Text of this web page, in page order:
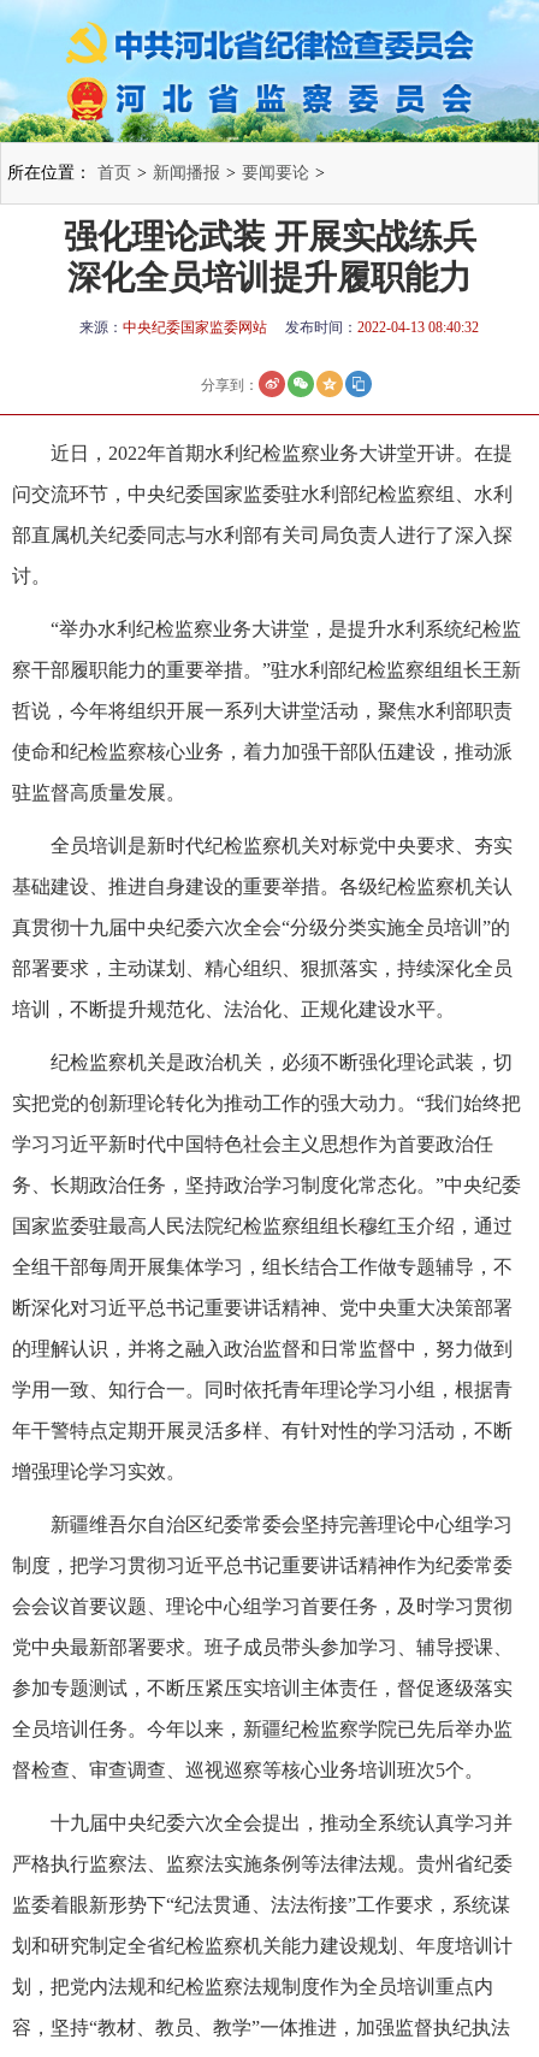
所在位置： 首页 > 新闻播报 > 要闻要论 >
强化理论武装 开展实战练兵
深化全员培训提升履职能力
来源： 中央纪委国家监委网站 发布时间： 2022-04-13 08:40:32
分享到：
近日，2022年首期水利纪检监察业务大讲堂开讲。在提
问交流环节，中央纪委国家监委驻水利部纪检监察组、水利
部直属机关纪委同志与水利部有关司局负责人进行了深入探
讨。
“举办水利纪检监察业务大讲堂，是提升水利系统纪检监
察干部履职能力的重要举措。”驻水利部纪检监察组组长王新
哲说，今年将组织开展一系列大讲堂活动，聚焦水利部职责
使命和纪检监察核心业务，着力加强干部队伍建设，推动派
驻监督高质量发展。
全员培训是新时代纪检监察机关对标党中央要求、夯实
基础建设、推进自身建设的重要举措。各级纪检监察机关认
真贯彻十九届中央纪委六次全会“分级分类实施全员培训”的
部署要求，主动谋划、精心组织、狠抓落实，持续深化全员
培训，不断提升规范化、法治化、正规化建设水平。
纪检监察机关是政治机关，必须不断强化理论武装，切
实把党的创新理论转化为推动工作的强大动力。“我们始终把
学习习近平新时代中国特色社会主义思想作为首要政治任
务、长期政治任务，坚持政治学习制度化常态化。”中央纪委
国家监委驻最高人民法院纪检监察组组长穆红玉介绍，通过
全组干部每周开展集体学习，组长结合工作做专题辅导，不
断深化对习近平总书记重要讲话精神、党中央重大决策部署
的理解认识，并将之融入政治监督和日常监督中，努力做到
学用一致、知行合一。同时依托青年理论学习小组，根据青
年干警特点定期开展灵活多样、有针对性的学习活动，不断
增强理论学习实效。
新疆维吾尔自治区纪委常委会坚持完善理论中心组学习
制度，把学习贯彻习近平总书记重要讲话精神作为纪委常委
会会议首要议题、理论中心组学习首要任务，及时学习贯彻
党中央最新部署要求。班子成员带头参加学习、辅导授课、
参加专题测试，不断压紧压实培训主体责任，督促逐级落实
全员培训任务。今年以来，新疆纪检监察学院已先后举办监
督检查、审查调查、巡视巡察等核心业务培训班次5个。
十九届中央纪委六次全会提出，推动全系统认真学习并
严格执行监察法、监察法实施条例等法律法规。贵州省纪委
监委着眼新形势下“纪法贯通、法法衔接”工作要求，系统谋
划和研究制定全省纪检监察机关能力建设规划、年度培训计
划，把党内法规和纪检监察法规制度作为全员培训重点内
容，坚持“教材、教员、教学”一体推进，加强监督执纪执法